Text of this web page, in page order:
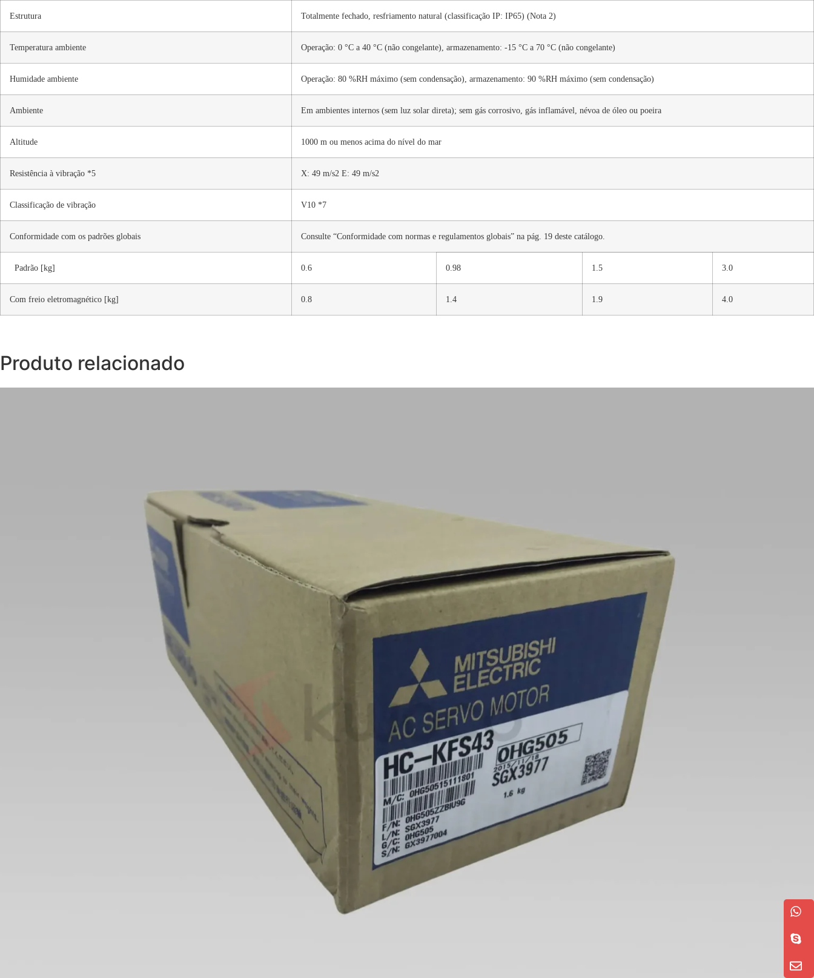
Estrutura Totalmente fechado, resfriamento natural (classificação IP: IP65) (Nota 2)
Temperatura ambiente Operação: 0 °C a 40 °C (não congelante), armazenamento: -15 °C a 70 °C (não congelante)
Humidade ambiente Operação: 80 %RH máximo (sem condensação), armazenamento: 90 %RH máximo (sem condensação)
Ambiente Em ambientes internos (sem luz solar direta); sem gás corrosivo, gás inflamável, névoa de óleo ou poeira
Altitude 1000 m ou menos acima do nível do mar
Resistência à vibração *5 X: 49 m/s2 E: 49 m/s2
Classificação de vibração V10 *7
Conformidade com os padrões globais Consulte “Conformidade com normas e regulamentos globais” na pág. 19 deste catálogo.
Padrão [kg] 0.6 0.98 1.5 3.0
Com freio eletromagnético [kg] 0.8 1.4 1.9 4.0
Produto relacionado